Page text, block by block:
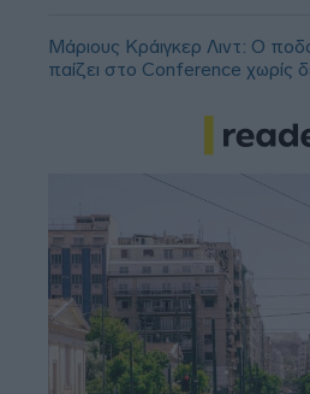
Μάριους Κράιγκερ Λιντ: Ο
παίζει στο Conference χωρίς